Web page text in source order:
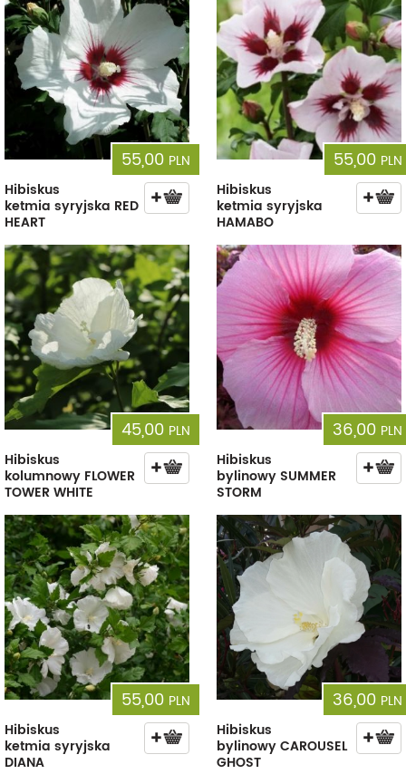
55,00 PLN
Hibiskus
ketmia syryjska RED
HEART
55,00 PLN
Hibiskus
ketmia syryjska
HAMABO
45,00 PLN
Hibiskus
kolumnowy FLOWER
TOWER WHITE
36,00 PLN
Hibiskus
bylinowy SUMMER
STORM
55,00 PLN
Hibiskus
ketmia syryjska
DIANA
36,00 PLN
Hibiskus
bylinowy CAROUSEL
GHOST